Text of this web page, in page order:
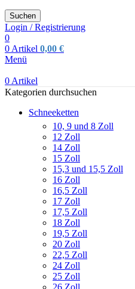
Suchen
Login / Registrierung
0
0 Artikel 0,00 €
Menü
0 Artikel
Kategorien durchsuchen
Schneeketten
10, 9 und 8 Zoll
12 Zoll
14 Zoll
15 Zoll
15,3 und 15,5 Zoll
16 Zoll
16,5 Zoll
17 Zoll
17,5 Zoll
18 Zoll
19,5 Zoll
20 Zoll
22,5 Zoll
24 Zoll
25 Zoll
26 Zoll